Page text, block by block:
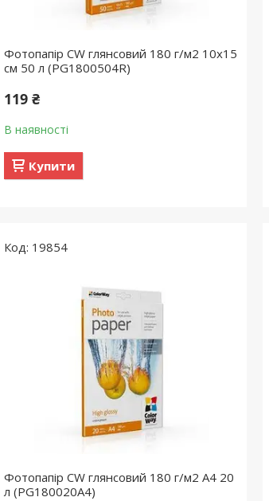
Фотопапір CW глянсовий 180 г/м2 10х15
см 50 л (PG1800504R)
119 ₴
В наявності
Купити
19854
Фотопапір CW глянсовий 180 г/м2 A4 20
л (PG180020A4)